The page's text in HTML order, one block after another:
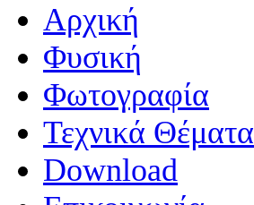
Aρχική
Φυσική
Φωτογραφία
Τεχνικά Θέματα
Download